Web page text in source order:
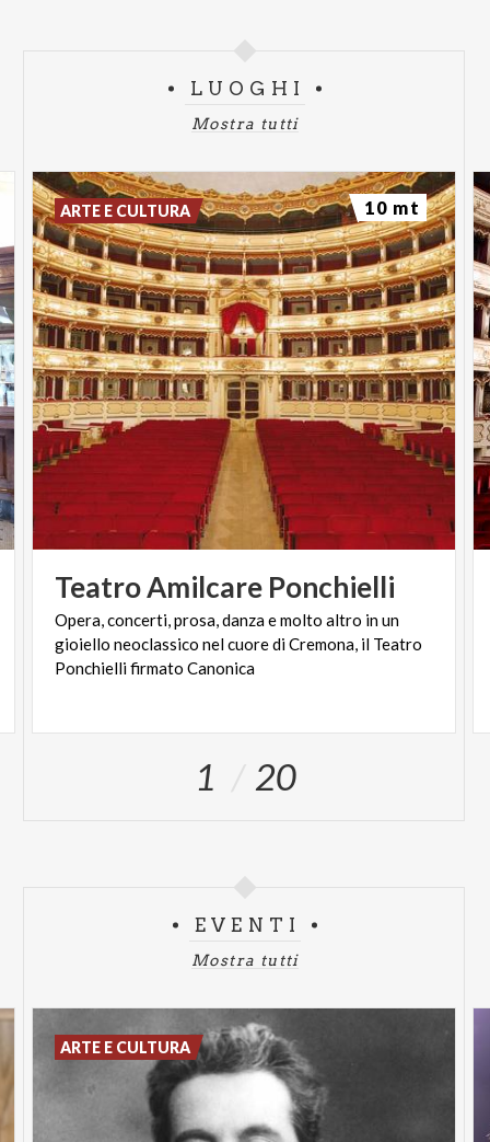
LUOGHI
Mostra tutti
TeatroAmilcare Ponchielli
Opera, concerti, prosa, danza e molto altro in un
gioiello neoclassico nel cuore di Cremona, il Teatro
Ponchielli firmato Canonica
ARTE E CULTURA 10 mt
1 20
EVENTI
Mostra tutti
ARTE E CULTURA